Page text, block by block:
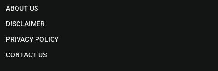
r
a
m
a
p
p
ABOUT US
DISCLAIMER
PRIVACY POLICY
CONTACT US